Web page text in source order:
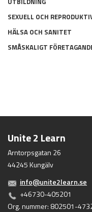
SEXUELL OCH
HÄLSA OCH SANITET
SMÅSKALIGT
Unite 2 Learn
Arntorpsgatan 26
44245 Kungälv
info@unite2learn.se
+46730-405201
Org. nummer: 802501-